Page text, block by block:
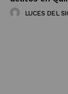
LUCES DEL